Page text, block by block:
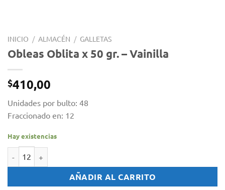
INICIO / ALMACÉN / GALLETAS
Obleas Oblita x 50 gr. – Vainilla
$410,00
Unidades por bulto: 48
Fraccionado en: 12
Hay existencias
Obleas Oblita x 50 gr. - Vainilla cantidad
AÑADIR AL CARRITO